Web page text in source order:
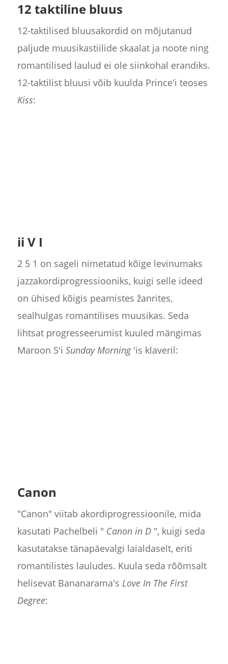
12 taktiline bluus
12-taktilised bluusakordid on mõjutanud
paljude muusikastiilide skaalat ja noote ning
romantilised laulud ei ole siinkohal erandiks.
12-taktilist bluusi võib kuulda Prince'i teoses
Kiss:
ii V I
2 5 1 on sageli nimetatud kõige levinumaks
jazzakordiprogressiooniks, kuigi selle ideed
on ühised kõigis peamistes žanrites,
sealhulgas romantilises muusikas. Seda
lihtsat progresseerumist kuuled mängimas
Maroon 5'i Sunday Morning'is klaveril:
Canon
"Canon" viitab akordiprogressioonile, mida
kasutati Pachelbeli " Canon in D", kuigi seda
kasutatakse tänapäevalgi laialdaselt, eriti
romantilistes lauludes. Kuula seda rõõmsalt
helisevat Bananarama's Love In The First
Degree: